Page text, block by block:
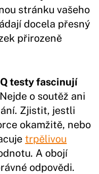
stránku vašeho
docela přesný
přirozeně
testy fascinují
Nejde o soutěž ani
Zjistit, jestli
okamžitě, nebo
trpělivou
A obojí
odpovědi.